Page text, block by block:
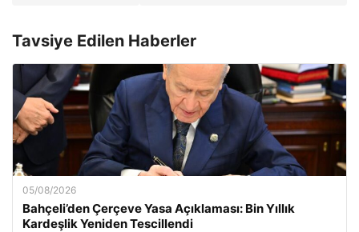
Tavsiye Edilen Haberler
05/08/2026
Bahçeli’den Çerçeve Yasa Açıklaması: Bin Yıllık
Kardeşlik Yeniden Tescillendi